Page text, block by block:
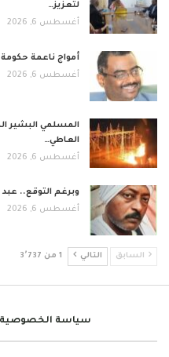
لتعزيز…
أغسطس 6, 2026
أمواج ناعمة
أغسطس 6, 2026
المسلمي البشير
العاطي…
أغسطس 6, 2026
وبرغم التوقع..
أغسطس 6, 2026
السابق التالي 1 من 3٬737
سياسة الخصوصية